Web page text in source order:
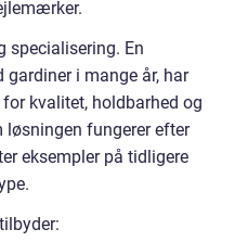
specialisering. En
gardiner i mange år, har
kvalitet, holdbarhed og
løsningen fungerer efter
eksempler på tidligere